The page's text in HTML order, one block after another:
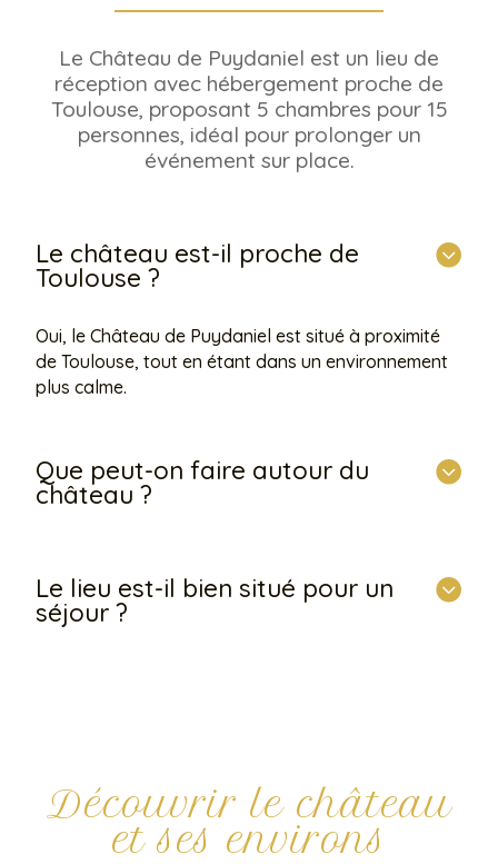
Le Château de Puydaniel est un lieu de
réception avec hébergement proche de
Toulouse, proposant 5 chambres pour 15
personnes, idéal pour prolonger un
événement sur place.
Le château est-il proche de
Toulouse ?
Oui, le Château de Puydaniel est situé à proximité
de Toulouse, tout en étant dans un environnement
plus calme.
Que peut-on faire autour du
château ?
Le lieu est-il bien situé pour un
séjour ?
Découvrir le château
et ses environs